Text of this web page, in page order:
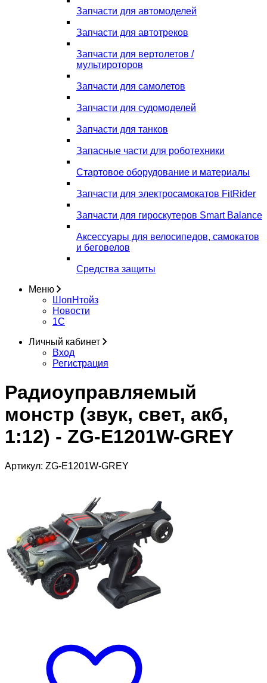
Запчасти для автомоделей
Запчасти для автотреков
Запчасти для вертолетов /
мультироторов
Запчасти для самолетов
Запчасти для судомоделей
Запчасти для танков
Запасные части для роботехники
Стартовое оборудование и материалы
Запчасти для электросамокатов FitRider
Запчасти для гироскутеров Smart Balance
Аксессуары для велосипедов, самокатов
и беговелов
Средства защиты
Меню
ШопНтойз
Новости
1C
Личный кабинет
Вход
Регистрация
Радиоуправляемый
монстр (звук, свет, акб,
1:12) - ZG-E1201W-GREY
Артикул: ZG-E1201W-GREY